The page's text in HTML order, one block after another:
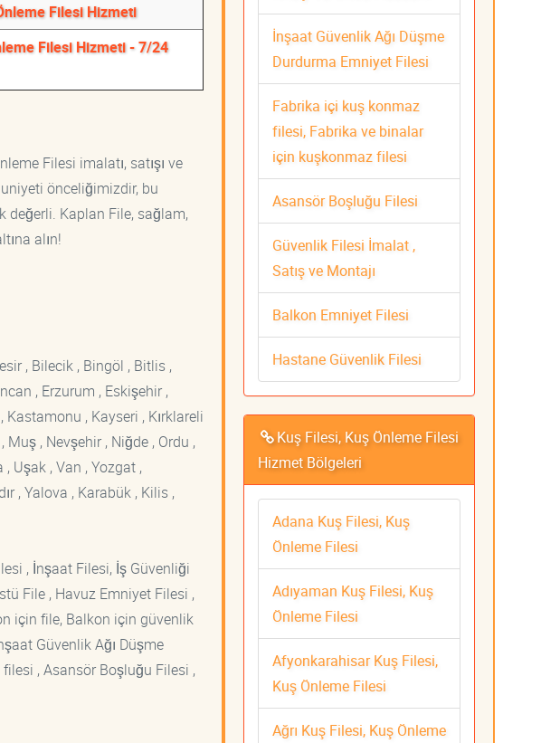
Filesi Hizmeti
Filesi Hizmeti - 7/24
Filesi imalatı, satışı ve
önceliğimizdir, bu
değerli. Kaplan File, sağlam,
alın!
, Bilecik , Bingöl , Bitlis ,
, Erzurum , Eskişehir ,
, Kayseri , Kırklareli
, Nevşehir , Niğde , Ordu ,
Uşak , Van , Yozgat ,
, Yalova , Karabük , Kilis ,
, İnşaat Filesi, İş Güvenliği
File , Havuz Emniyet Filesi ,
için file, Balkon için güvenlik
Güvenlik Ağı Düşme
, Asansör Boşluğu Filesi ,
İnşaat Güvenlik Ağı Düşme
Durdurma Emniyet Filesi
Fabrika içi kuş konmaz
filesi, Fabrika ve binalar
için kuşkonmaz filesi
Asansör Boşluğu Filesi
Güvenlik Filesi İmalat ,
Satış ve Montajı
Balkon Emniyet Filesi
Hastane Güvenlik Filesi
Kuş Filesi, Kuş Önleme Filesi
Hizmet Bölgeleri
Adana Kuş Filesi, Kuş
Önleme Filesi
Adıyaman Kuş Filesi, Kuş
Önleme Filesi
Afyonkarahisar Kuş Filesi,
Kuş Önleme Filesi
Ağrı Kuş Filesi, Kuş Önleme